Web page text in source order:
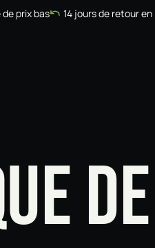
prix bas 14 jours de retour en